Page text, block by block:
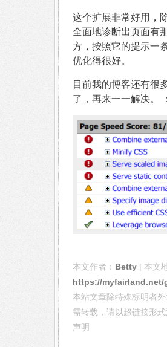
这个扩展非常好用，
全面地诊断出页面有
方，按照它的提示一
优化得很好。
目前我的博客还有很
了，再来一一解决。
本文作者： Betty | 本文
https://myfairland.net/
本站文章除特殊标明者
需转载，请以超链接形
声明